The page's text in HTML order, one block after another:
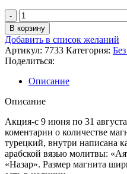
В корзину
Добавить в список желаний
Артикул: 7733 Категория:
Поделиться:
Описание
Описание
Акция-с 9 июня по 31
коментарии о количестве
турецкий, внутри написана
арабской вязью молитвы:
«Назар». Размер магнита